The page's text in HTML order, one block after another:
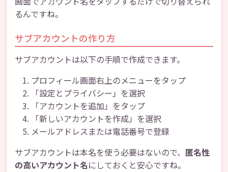
るんですね。
サブアカウントの作り方
サブアカウントは以下の手順で作成できます。
プロフィール画面右上のメニューをタップ
「設定とプライバシー」を選択
「アカウントを追加」をタップ
「新しいアカウントを作成」を選択
メールアドレスまたは電話番号で登録
サブアカウントは本名を使う必要はないので、 匿名性
の高いアカウント名にしておくと安心ですね。